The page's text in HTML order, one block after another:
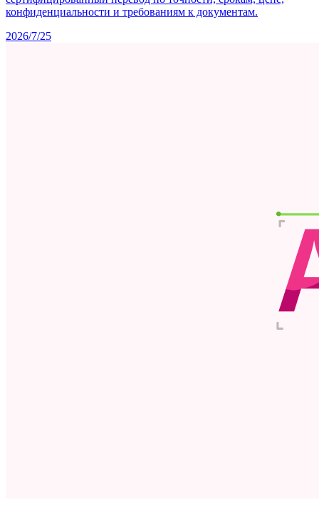
конфиденциальности и требованиям к документам.
2026/7/25